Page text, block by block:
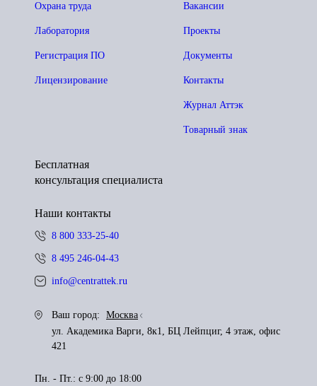
Вакансии
Проекты
Документы
Контакты
Журнал Аттэк
Товарный знак
Охрана труда
Лаборатория
Регистрация ПО
Лицензирование
Бесплатная
консультация специалиста
Наши контакты
8 800 333-25-40
8 495 246-04-43
info@centrattek.ru
Ваш город:
Москва
ул. Академика Варги, 8к1, БЦ Лейпциг, 4 этаж, офис
421
Пн. - Пт.: с 9:00 до 18:00